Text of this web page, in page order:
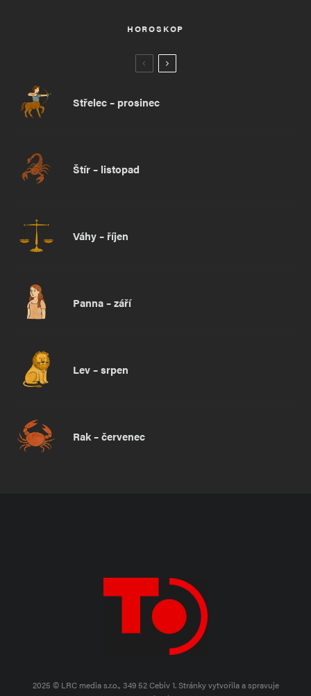
HOROSKOP
Střelec – prosinec
Štír – listopad
Váhy – říjen
Panna – září
Lev – srpen
Rak – červenec
2025 © LRC media s.r.o., 349 52 Cebiv 1.Stránky vytvořila a spravuje